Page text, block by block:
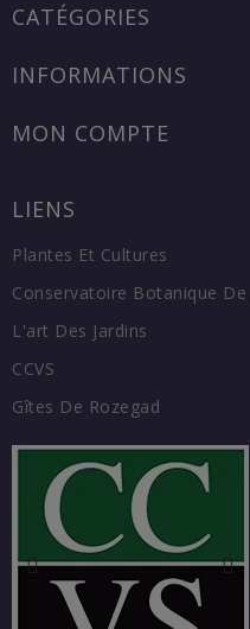
CATÉGORIES
INFORMATIONS
MON COMPTE
LIENS
Plantes Et Cultures
Conservatoire Botanique
L'art Des Jardins
CCVS
Gîtes De Rozegad